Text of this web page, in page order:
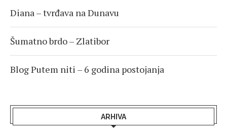
Diana – tvrđava na Dunavu
Šumatno brdo – Zlatibor
Blog Putem niti – 6 godina postojanja
ARHIVA